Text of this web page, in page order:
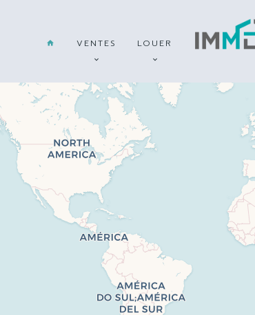
VENTES LOUER